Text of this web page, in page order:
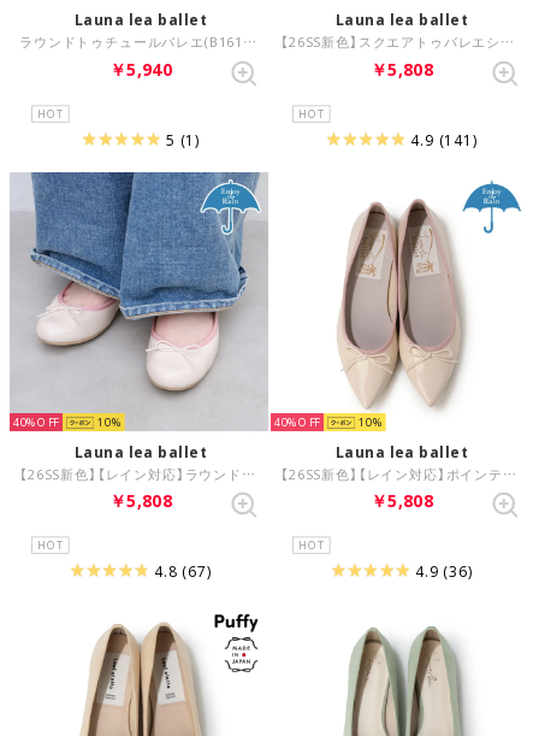
Launa lea ballet
ラウンドトゥチュールバレエ(B1612A) （レオパードZ）
￥5,940
HOT
5 (1)
Launa lea ballet
【26SS新色】スクエアトゥバレエシューズ(RB7403A) （LブルーE）
￥5,808
HOT
4.9 (141)
40% 10
Launa lea ballet
【26SS新色】【レイン対応】ラウンドトゥバレエシューズ(RB1404A) （LピンクE）
￥5,808
HOT
4.8 (67)
40% 10
Launa lea ballet
【26SS新色】【レイン対応】ポインテッドトゥバレエシューズ(RB4404A) （LピンクE）
￥5,808
HOT
4.9 (36)